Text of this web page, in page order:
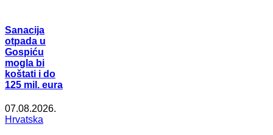
Sanacija
otpada u
Gospiću
mogla bi
koštati i do
125 mil. eura
07.08.2026.
Hrvatska